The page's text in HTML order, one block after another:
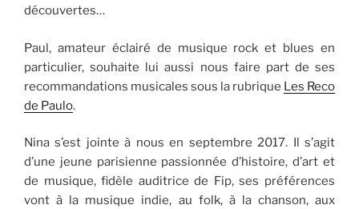
découvertes…
Paul, amateur éclairé de musique rock et blues en
particulier, souhaite lui aussi nous faire part de ses
recommandations musicales sous la rubrique Les Reco
de Paulo.
Nina s’est jointe à nous en septembre 2017. Il s’agit
d’une jeune parisienne passionnée d’histoire, d’art et
de musique, fidèle auditrice de Fip, ses préférences
vont à la musique indie, au folk, à la chanson, aux